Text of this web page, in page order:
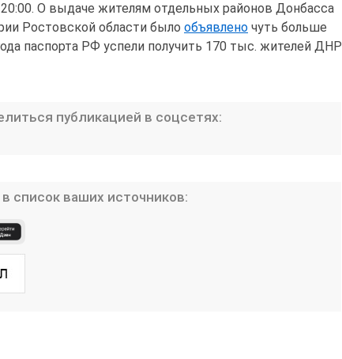
О выдаче жителям отдельных районов Донбасса
Ростовской области было объявлено чуть больше
паспорта РФ успели получить 170 тыс. жителей ДНР
публикацией в соцсетях:
список ваших источников: